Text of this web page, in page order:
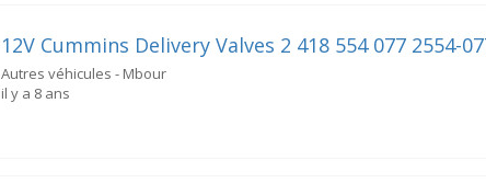
12V Cummins Delivery Valves 2 418 554 077 2554-
Autres véhicules - Mbour
il y a 8 ans